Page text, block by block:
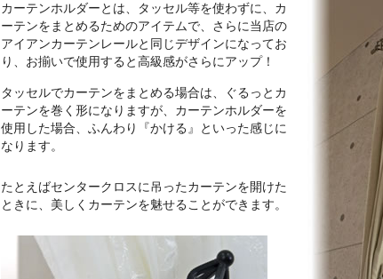
カーテンホルダーとは、タッセル等を使わずに、カ
ーテンをまとめるためのアイテムで、さらに当店の
アイアンカーテンレールと同じデザインになってお
り、お揃いで使用すると高級感がさらにアップ！
タッセルでカーテンをまとめる場合は、ぐるっとカ
ーテンを巻く形になりますが、カーテンホルダーを
使用した場合、ふんわり『かける』といった感じに
なります。
たとえばセンタークロスに吊ったカーテンを開けた
ときに、美しくカーテンを魅せることができます。